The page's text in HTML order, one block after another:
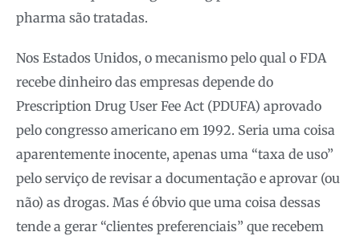
pharma são tratadas.
Nos Estados Unidos, o mecanismo pelo qual o FDA
recebe dinheiro das empresas depende do
Prescription Drug User Fee Act (PDUFA) aprovado
pelo congresso americano em 1992. Seria uma coisa
aparentemente inocente, apenas uma “taxa de uso”
pelo serviço de revisar a documentação e aprovar (ou
não) as drogas. Mas é óbvio que uma coisa dessas
tende a gerar “clientes preferenciais” que recebem